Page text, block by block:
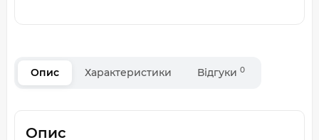
Опис Характеристики Відгуки 0
Опис